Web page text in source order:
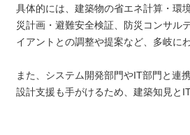
具体的には、建築物の省エネ計算・環
災計画・避難安全検証、防災コンサル
イアントとの調整や提案など、多岐に
また、システム開発部門やIT部門と連
設計支援も手がけるため、建築知見と